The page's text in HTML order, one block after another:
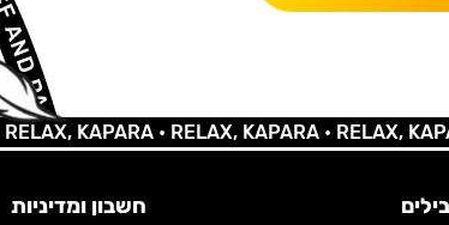
KAPARA •RELAX, KAPARA •RELAX, KAPARA
חשבון ומדיניות